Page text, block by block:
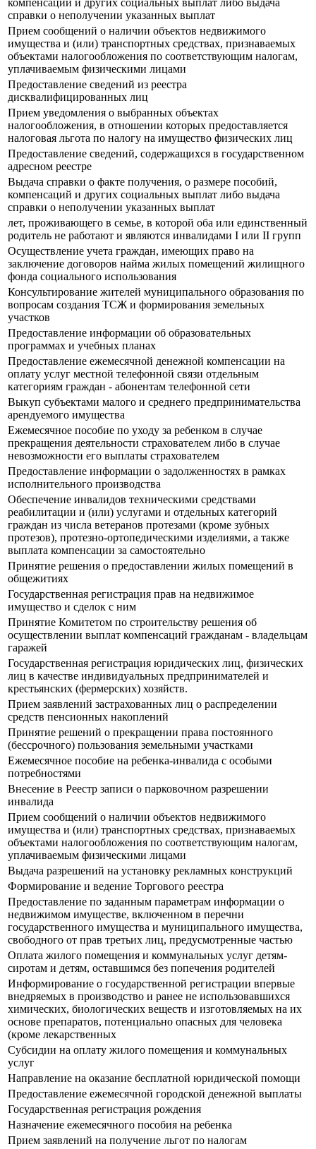
компенсаций и других социальных выплат либо выдача
справки о неполучении указанных выплат
Прием сообщений о наличии объектов недвижимого
имущества и (или) транспортных средствах, признаваемых
объектами налогообложения по соответствующим налогам,
уплачиваемым физическими лицами
Предоставление сведений из реестра
дисквалифицированных лиц
Прием уведомления о выбранных объектах
налогообложения, в отношении которых предоставляется
налоговая льгота по налогу на имущество физических лиц
Предоставление сведений, содержащихся в государственном
адресном реестре
Выдача справки о факте получения, о размере пособий,
компенсаций и других социальных выплат либо выдача
справки о неполучении указанных выплат
лет, проживающего в семье, в которой оба или единственный
родитель не работают и являются инвалидами I или II групп
Осуществление учета граждан, имеющих право на
заключение договоров найма жилых помещений жилищного
фонда социального использования
Консультирование жителей муниципального образования по
вопросам создания ТСЖ и формирования земельных
участков
Предоставление информации об образовательных
программах и учебных планах
Предоставление ежемесячной денежной компенсации на
оплату услуг местной телефонной связи отдельным
категориям граждан - абонентам телефонной сети
Выкуп субъектами малого и среднего предпринимательства
арендуемого имущества
Ежемесячное пособие по уходу за ребенком в случае
прекращения деятельности страхователем либо в случае
невозможности его выплаты страхователем
Предоставление информации о задолженностях в рамках
исполнительного производства
Обеспечение инвалидов техническими средствами
реабилитации и (или) услугами и отдельных категорий
граждан из числа ветеранов протезами (кроме зубных
протезов), протезно-ортопедическими изделиями, а также
выплата компенсации за самостоятельно
Принятие решения о предоставлении жилых помещений в
общежитиях
Государственная регистрация прав на недвижимое
имущество и сделок с ним
Принятие Комитетом по строительству решения об
осуществлении выплат компенсаций гражданам - владельцам
гаражей
Государственная регистрация юридических лиц, физических
лиц в качестве индивидуальных предпринимателей и
крестьянских (фермерских) хозяйств.
Прием заявлений застрахованных лиц о распределении
средств пенсионных накоплений
Принятие решений о прекращении права постоянного
(бессрочного) пользования земельными участками
Ежемесячное пособие на ребенка-инвалида с особыми
потребностями
Внесение в Реестр записи о парковочном разрешении
инвалида
Прием сообщений о наличии объектов недвижимого
имущества и (или) транспортных средствах, признаваемых
объектами налогообложения по соответствующим налогам,
уплачиваемым физическими лицами
Выдача разрешений на установку рекламных конструкций
Формирование и ведение Торгового реестра
Предоставление по заданным параметрам информации о
недвижимом имуществе, включенном в перечни
государственного имущества и муниципального имущества,
свободного от прав третьих лиц, предусмотренные частью
Оплата жилого помещения и коммунальных услуг детям-
сиротам и детям, оставшимся без попечения родителей
Информирование о государственной регистрации впервые
внедряемых в производство и ранее не использовавшихся
химических, биологических веществ и изготовляемых на их
основе препаратов, потенциально опасных для человека
(кроме лекарственных
Субсидии на оплату жилого помещения и коммунальных
услуг
Направление на оказание бесплатной юридической помощи
Предоставление ежемесячной городской денежной выплаты
Государственная регистрация рождения
Назначение ежемесячного пособия на ребенка
Прием заявлений на получение льгот по налогам